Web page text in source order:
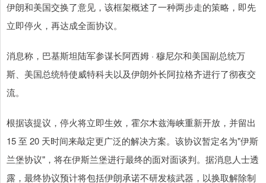
伊朗和美国交换了意见，该框架概述了一种两步走的策略，即先
立即停火，再达成全面协议。
消息称，巴基斯坦陆军参谋长阿西姆 · 穆尼尔和美国副总统万
斯、美国总统特使威特科夫以及伊朗外长阿拉格齐进行了彻夜交
流。
根据该提议，停火将立即生效，霍尔木兹海峡重新开放，并留出
15 至 20 天时间来敲定更广泛的解决方案。该协议暂定名为"伊斯
兰堡协议"，将在伊斯兰堡进行最终的面对面谈判。据消息人士透
露，最终协议预计将包括伊朗承诺不研发核武器，以换取解除制